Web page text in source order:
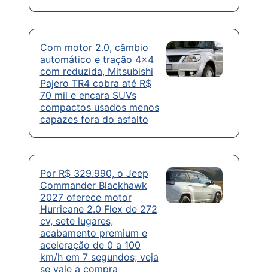
Com motor 2.0, câmbio
automático e tração 4×4
com reduzida, Mitsubishi
Pajero TR4 cobra até R$
70 mil e encara SUVs
compactos usados menos
capazes fora do asfalto
Por R$ 329.990, o Jeep
Commander Blackhawk
2027 oferece motor
Hurricane 2.0 Flex de 272
cv, sete lugares,
acabamento premium e
aceleração de 0 a 100
km/h em 7 segundos; veja
se vale a compra